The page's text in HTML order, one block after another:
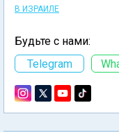
В ИЗРАИЛЕ
Будьте с нами:
Telegram